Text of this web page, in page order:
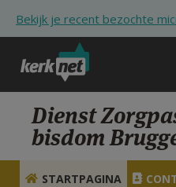
Bekijk je recent bezochte
KERK
VIERINGEN
Dienst
bisdom
STARTPAGINA